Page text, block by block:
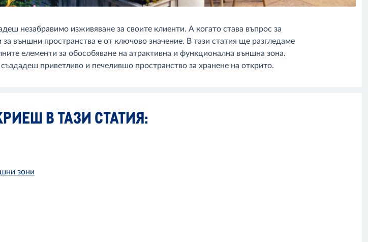
незабравимо изживяване за своите клиенти. А когато става въпрос за
външни пространства е от ключово значение. В тази статия ще разгледаме
елементи за обособяване на атрактивна и функционална външна зона.
приветливо и печелившо пространство за хранене на открито.
В ТАЗИ СТАТИЯ:
зони